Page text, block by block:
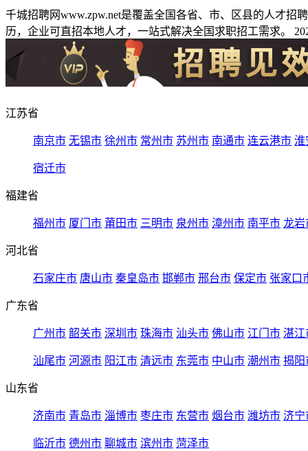
千城招聘网www.zpw.net是覆盖全国各省、市、区县的人才
历，企业可直招本地人才，一站式解决全国求职招工需求。
江苏省
南京市 无锡市 徐州市 常州市 苏州市 南通市 连云港市 淮
宿迁市
福建省
福州市 厦门市 莆田市 三明市 泉州市 漳州市 南平市 龙岩
河北省
石家庄市 唐山市 秦皇岛市 邯郸市 邢台市 保定市 张家口
广东省
广州市 韶关市 深圳市 珠海市 汕头市 佛山市 江门市 湛江
汕尾市 河源市 阳江市 清远市 东莞市 中山市 潮州市 揭阳
山东省
济南市 青岛市 淄博市 枣庄市 东营市 烟台市 潍坊市 济宁
临沂市 德州市 聊城市 滨州市 菏泽市